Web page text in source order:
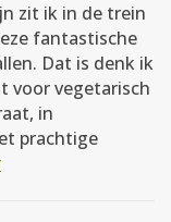
zit ik in de trein
fantastische
Dat is denk ik
voor vegetarisch
in
prachtige